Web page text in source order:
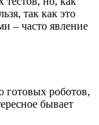
так как это
– часто явление
готовых роботов,
бывает